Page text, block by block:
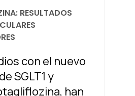
RESULTADOS
con el nuevo
SGLT1 y
han